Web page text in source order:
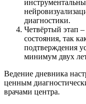
диагностики.
Четвёртый этап
состояния, так
подтверждения
минимум двух
Ведение дневника
ценным
врачами центра.